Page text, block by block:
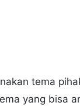
tema
yang bisa